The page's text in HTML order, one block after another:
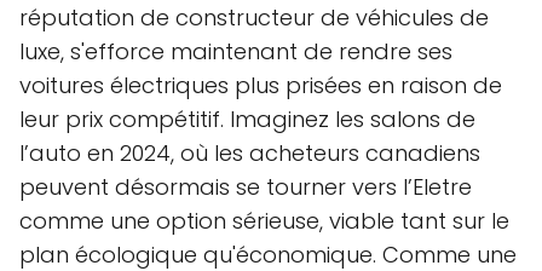
réputation de constructeur de véhicules de
luxe, s'efforce maintenant de rendre ses
voitures électriques plus prisées en raison de
leur prix compétitif. Imaginez les salons de
l’auto en 2024, où les acheteurs canadiens
peuvent désormais se tourner vers l’Eletre
comme une option sérieuse, viable tant sur le
plan écologique qu'économique. Comme une